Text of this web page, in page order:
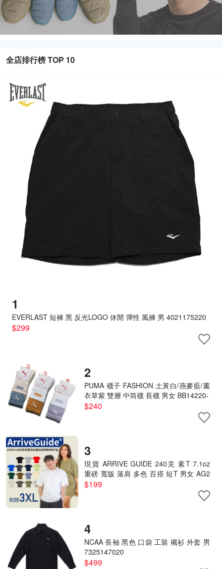
全店排行榜 TOP 10
1
EVERLAST 短褲 黑 反光LOGO 休閒 彈性 風褲 男 4021175220
$299
2
PUMA 襪子 FASHION 土黃白/燕麥藍/薰
衣草紫 雙層 中筒襪 長襪 男女 BB14220-
$240
3
現貨 ARRIVE GUIDE 240克 素T 7.1oz
重磅 寬版 落肩 多色 百搭 短T 男女 AG2
4000- 3XL號賣場
$199
4
NCAA 長袖 黑色 口袋 工裝 襯衫 外套 男
7325147020
$499